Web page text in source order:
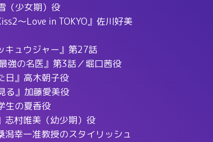
（少女期）役
～Love in TOKYO』佐川好美
キュウジャー』第27話
強の名医』第3話／堀口茜役
日』高木朝子役
る』加藤愛美役
生の夏香役
志村唯美（幼少期）役
幸一准教授のスタイリッシュ